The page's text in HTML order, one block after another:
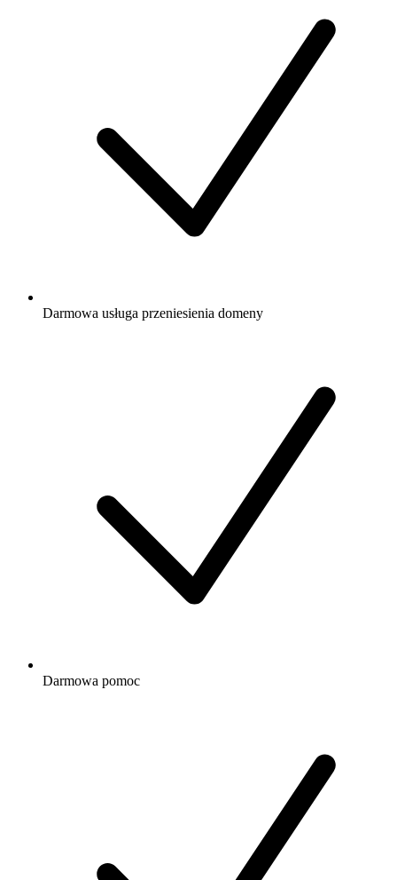
Darmowa usługa przeniesienia domeny
Darmowa pomoc